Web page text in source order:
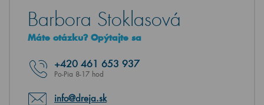
Barbora Stoklasová
Máte otázku? Opýtajte sa
+420 461 653 937
Po-Pia 8-17 hod
info@dreja.sk